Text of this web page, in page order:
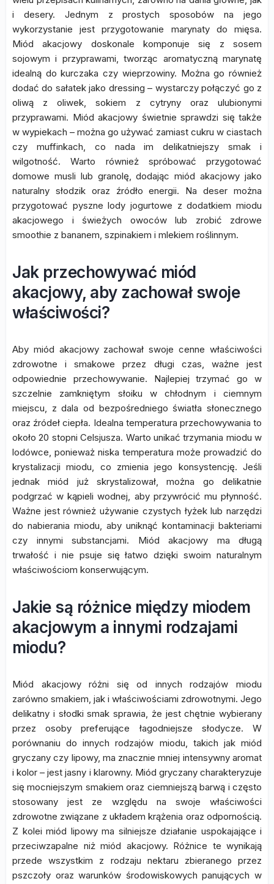
i desery. Jednym z prostych sposobów na jego
wykorzystanie jest przygotowanie marynaty do mięsa.
Miód akacjowy doskonale komponuje się z sosem
sojowym i przyprawami, tworząc aromatyczną marynatę
idealną do kurczaka czy wieprzowiny. Można go również
dodać do sałatek jako dressing – wystarczy połączyć go z
oliwą z oliwek, sokiem z cytryny oraz ulubionymi
przyprawami. Miód akacjowy świetnie sprawdzi się także
w wypiekach – można go używać zamiast cukru w ciastach
czy muffinkach, co nada im delikatniejszy smak i
wilgotność. Warto również spróbować przygotować
domowe musli lub granolę, dodając miód akacjowy jako
naturalny słodzik oraz źródło energii. Na deser można
przygotować pyszne lody jogurtowe z dodatkiem miodu
akacjowego i świeżych owoców lub zrobić zdrowe
smoothie z bananem, szpinakiem i mlekiem roślinnym.
Jak przechowywać miód
akacjowy, aby zachował swoje
właściwości?
Aby miód akacjowy zachował swoje cenne właściwości
zdrowotne i smakowe przez długi czas, ważne jest
odpowiednie przechowywanie. Najlepiej trzymać go w
szczelnie zamkniętym słoiku w chłodnym i ciemnym
miejscu, z dala od bezpośredniego światła słonecznego
oraz źródeł ciepła. Idealna temperatura przechowywania to
około 20 stopni Celsjusza. Warto unikać trzymania miodu w
lodówce, ponieważ niska temperatura może prowadzić do
krystalizacji miodu, co zmienia jego konsystencję. Jeśli
jednak miód już skrystalizował, można go delikatnie
podgrzać w kąpieli wodnej, aby przywrócić mu płynność.
Ważne jest również używanie czystych łyżek lub narzędzi
do nabierania miodu, aby uniknąć kontaminacji bakteriami
czy innymi substancjami. Miód akacjowy ma długą
trwałość i nie psuje się łatwo dzięki swoim naturalnym
właściwościom konserwującym.
Jakie są różnice między miodem
akacjowym a innymi rodzajami
miodu?
Miód akacjowy różni się od innych rodzajów miodu
zarówno smakiem, jak i właściwościami zdrowotnymi. Jego
delikatny i słodki smak sprawia, że jest chętnie wybierany
przez osoby preferujące łagodniejsze słodycze. W
porównaniu do innych rodzajów miodu, takich jak miód
gryczany czy lipowy, ma znacznie mniej intensywny aromat
i kolor – jest jasny i klarowny. Miód gryczany charakteryzuje
się mocniejszym smakiem oraz ciemniejszą barwą i często
stosowany jest ze względu na swoje właściwości
zdrowotne związane z układem krążenia oraz odpornością.
Z kolei miód lipowy ma silniejsze działanie uspokajające i
przeciwzapalne niż miód akacjowy. Różnice te wynikają
przede wszystkim z rodzaju nektaru zbieranego przez
pszczoły oraz warunków środowiskowych panujących w